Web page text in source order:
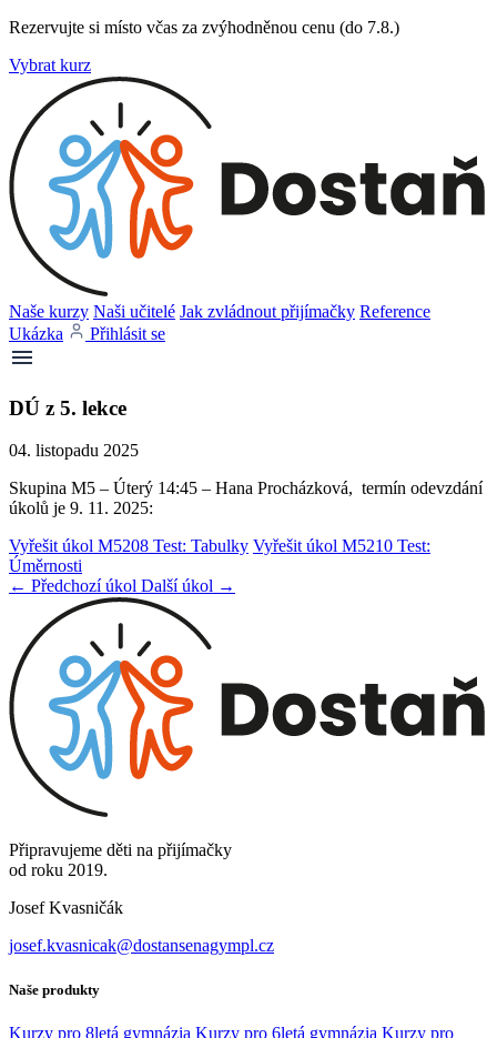
Rezervujte si místo včas za zvýhodněnou cenu (do 7.8.)
Vybrat kurz
Naše kurzy Naši učitelé Jak zvládnout přijímačky Reference
Ukázka
Přihlásit se
DÚ z 5. lekce
04. listopadu 2025
Skupina M5 – Úterý 14:45 – Hana Procházková, termín odevzdání
úkolů je 9. 11. 2025:
Vyřešit úkol M5208 Test: Tabulky Vyřešit úkol M5210 Test:
Úměrnosti
← Předchozí úkol Další úkol →
Připravujeme děti na přijímačky
od roku 2019.
Josef Kvasničák
josef.kvasnicak@dostansenagympl.cz
Naše produkty
Kurzy pro 8letá gymnázia Kurzy pro 6letá gymnázia Kurzy pro